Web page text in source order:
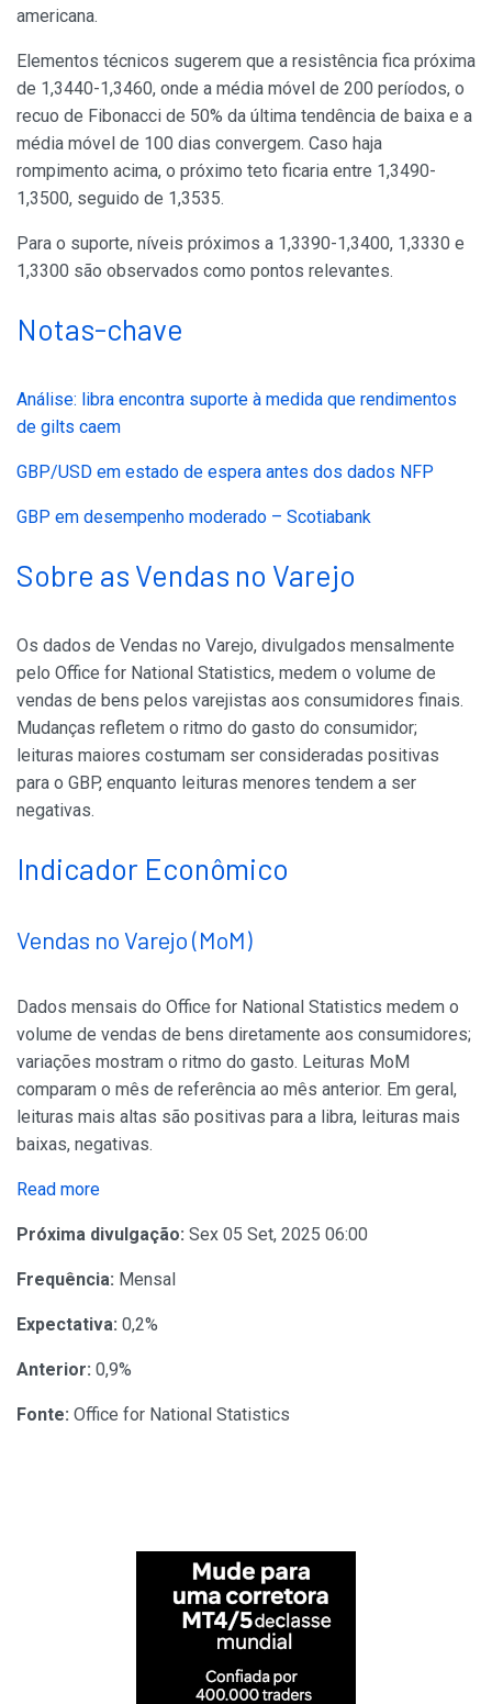
americana.
Elementos técnicos sugerem que a resistência fica próxima
de 1,3440-1,3460, onde a média móvel de 200 períodos, o
recuo de Fibonacci de 50% da última tendência de baixa e a
média móvel de 100 dias convergem. Caso haja
rompimento acima, o próximo teto ficaria entre 1,3490-
1,3500, seguido de 1,3535.
Para o suporte, níveis próximos a 1,3390-1,3400, 1,3330 e
1,3300 são observados como pontos relevantes.
Notas-chave
Análise: libra encontra suporte à medida que rendimentos
de gilts caem
GBP/USD em estado de espera antes dos dados NFP
GBP em desempenho moderado – Scotiabank
Sobre as Vendas no Varejo
Os dados de Vendas no Varejo, divulgados mensalmente
pelo Office for National Statistics, medem o volume de
vendas de bens pelos varejistas aos consumidores finais.
Mudanças refletem o ritmo do gasto do consumidor;
leituras maiores costumam ser consideradas positivas
para o GBP, enquanto leituras menores tendem a ser
negativas.
Indicador Econômico
Vendas no Varejo (MoM)
Dados mensais do Office for National Statistics medem o
volume de vendas de bens diretamente aos consumidores;
variações mostram o ritmo do gasto. Leituras MoM
comparam o mês de referência ao mês anterior. Em geral,
leituras mais altas são positivas para a libra, leituras mais
baixas, negativas.
Read more
Próxima divulgação: Sex 05 Set, 2025 06:00
Frequência: Mensal
Expectativa: 0,2%
Anterior: 0,9%
Fonte: Office for National Statistics